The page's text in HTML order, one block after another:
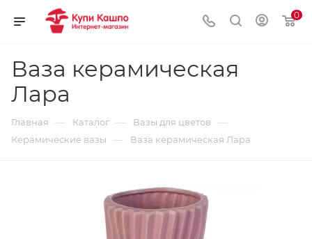
0
Ваза керамическая
Лара
Главная — Каталог — Вазы для цветов —
Керамические вазы — Ваза керамическая Лара